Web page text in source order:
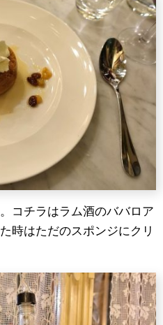
コチラはラム酒のババロア
時はただのスポンジにクリ